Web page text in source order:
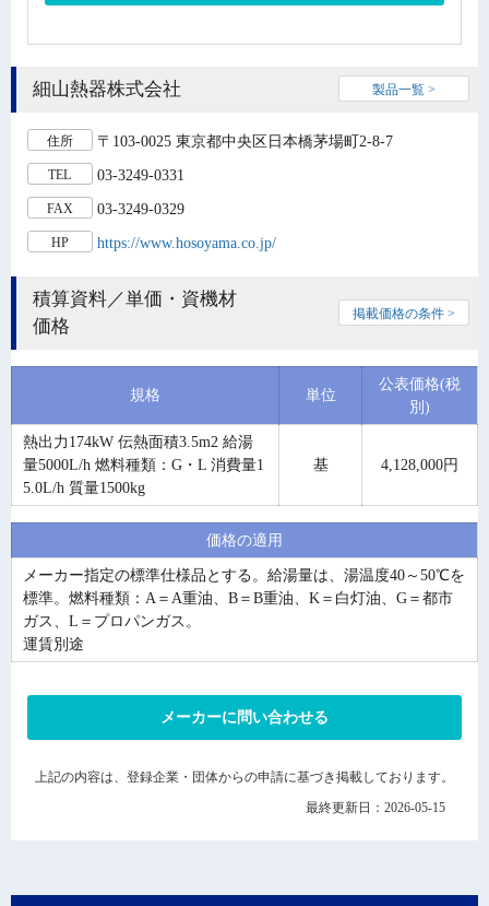
細山熱器株式会社 製品一覧 >
住所 〒103-0025 東京都中央区日本橋茅場町2-8-7
TEL 03-3249-0331
FAX 03-3249-0329
HP https://www.hosoyama.co.jp/
積算資料／単価・資機材
価格
掲載価格の条件 >
規格 単位
公表価格(税
別)
熱出力174kW 伝熱面積3.5m2 給湯
量5000L/h 燃料種類：G・L 消費量1
5.0L/h 質量1500kg
基 4,128,000円
価格の適用
メーカー指定の標準仕様品とする。給湯量は、湯温度40～50℃を
標準。燃料種類：A＝A重油、B＝B重油、K＝白灯油、G＝都市
ガス、L＝プロパンガス。
運賃別途
メーカーに問い合わせる
上記の内容は、登録企業・団体からの申請に基づき掲載しております。
最終更新日：2026-05-15